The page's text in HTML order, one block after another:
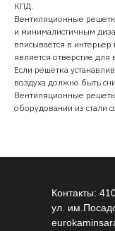
КПД.
Вентиляционные
и минималистичным
вписывается в
является отверстие для
Если решетка
воздуха должно быть
Вентиляционные
оборудовании из стали
Контакты:
ул.